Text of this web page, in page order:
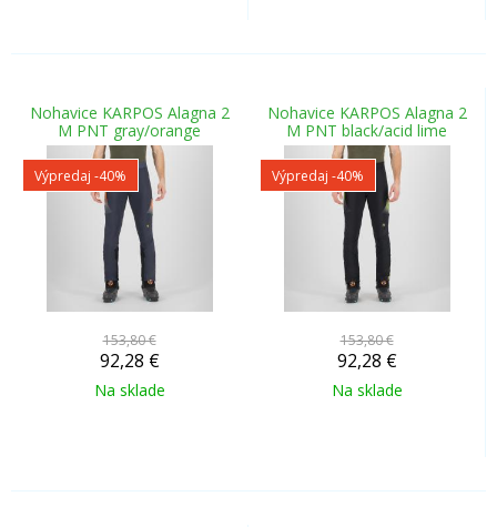
Nohavice KARPOS Alagna 2
M PNT gray/orange
Výpredaj -40%
153,80 €
92,28 €
Na sklade
Nohavice KARPOS Alagna 2
M PNT black/acid lime
Výpredaj -40%
153,80 €
92,28 €
Na sklade